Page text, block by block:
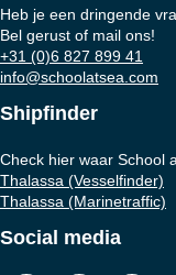
Heb je een dringende
Bel gerust of mail ons!
+31 (0)6 827 899 41
info@schoolatsea.com
Shipfinder
Check hier waar School
Thalassa (Vesselfinder)
Thalassa (Marinetraffic)
Social media